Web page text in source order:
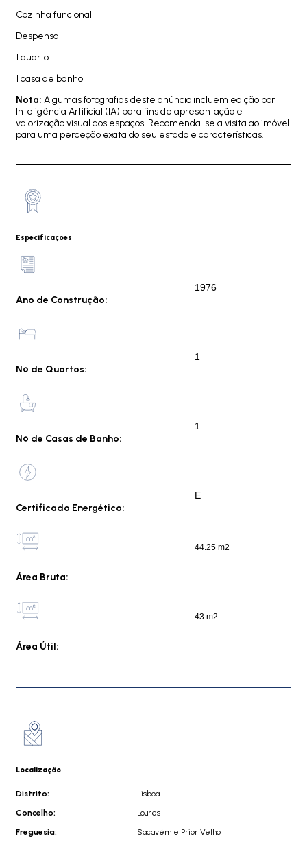
Cozinha funcional
Despensa
1 quarto
1 casa de banho
Nota: Algumas fotografias deste anúncio incluem edição por
Inteligência Artificial (IA) para fins de apresentação e
valorização visual dos espaços. Recomenda-se a visita ao imóvel
para uma perceção exata do seu estado e características.
Especificações
Ano de Construção:
1976
Nº de Quartos:
1
Nº de Casas de Banho:
1
Certificado Energético:
E
Área Bruta:
44.25 m2
Área Útil:
43 m2
Localização
Distrito:
Lisboa
Concelho:
Loures
Freguesia:
Sacavém e Prior Velho